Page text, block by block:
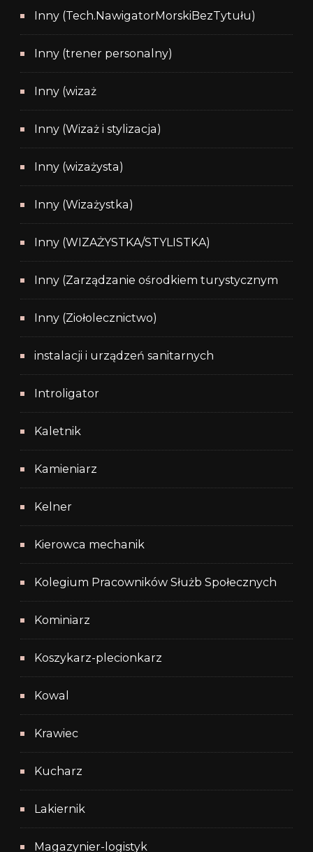
Inny (Tech.NawigatorMorskiBezTytułu)
Inny (trener personalny)
Inny (wizaż
Inny (Wizaż i stylizacja)
Inny (wizażysta)
Inny (Wizażystka)
Inny (WIZAŻYSTKA/STYLISTKA)
Inny (Zarządzanie ośrodkiem turystycznym
Inny (Ziołolecznictwo)
instalacji i urządzeń sanitarnych
Introligator
Kaletnik
Kamieniarz
Kelner
Kierowca mechanik
Kolegium Pracowników Służb Społecznych
Kominiarz
Koszykarz-plecionkarz
Kowal
Krawiec
Kucharz
Lakiernik
Magazynier-logistyk